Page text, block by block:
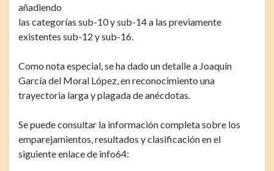
añadiendo
las categorías sub-10 y sub-14 a las previamente
existentes sub-12 y sub-16.
Como nota especial, se ha dado un detalle a Joaquín
García del Moral López, en reconocimiento una
trayectoria larga y plagada de anécdotas.
Se puede consultar la información completa sobre los
emparejamientos, resultados y clasificación en el
siguiente enlace de info64: